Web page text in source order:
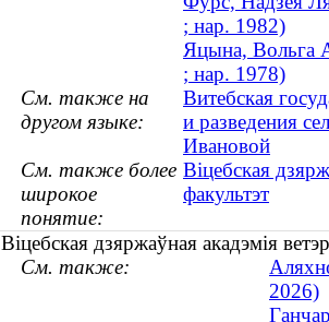
; нар. 1982)
Яцына, Вольга
; нар. 1978)
См. также на
другом языке:
Витебская
и разведения
Ивановой
См. также более
широкое
понятие:
Віцебская
факультэт
Віцебская дзяржаўная акадэмія
См. также:
2026)